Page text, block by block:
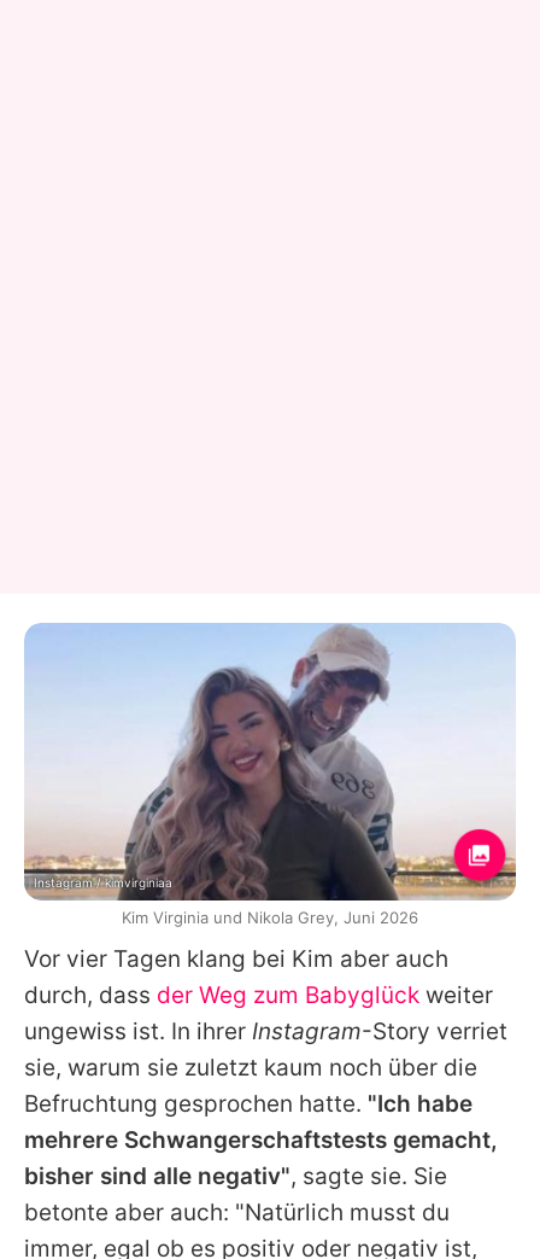
Vor vier Tagen klang bei Kim aber auch
durch, dass der Weg zum Babyglück weiter
ungewiss ist. In ihrer Instagram-Story verriet
sie, warum sie zuletzt kaum noch über die
Befruchtung gesprochen hatte. "Ich habe
mehrere Schwangerschaftstests gemacht,
bisher sind alle negativ", sagte sie. Sie
betonte aber auch: "Natürlich musst du
immer, egal ob es positiv oder negativ ist,
Instagram / kimvirginiaa
Kim Virginia und Nikola Grey, Juni 2026